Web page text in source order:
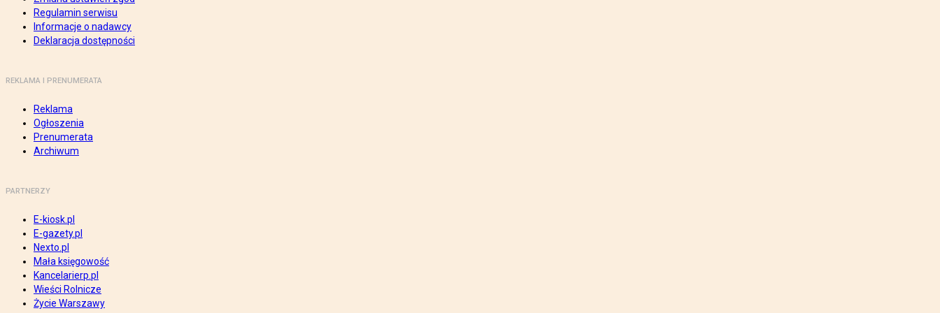
Regulamin serwisu
Informacje o nadawcy
Deklaracja dostępności
REKLAMA I PRENUMERATA
Reklama
Ogłoszenia
Prenumerata
Archiwum
PARTNERZY
E-kiosk.pl
E-gazety.pl
Nexto.pl
Mała księgowość
Kancelarierp.pl
Wieści Rolnicze
Życie Warszawy